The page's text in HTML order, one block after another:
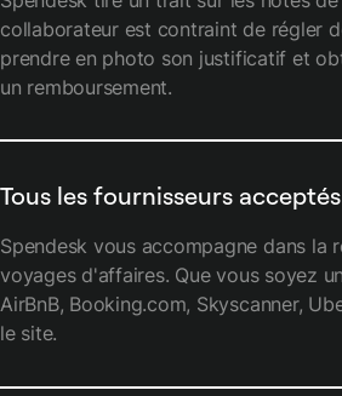
collaborateur est contraint de régler
prendre en photo son justificatif et
un remboursement.
Tous les fournisseurs acceptés
Spendesk vous accompagne dans la
voyages d'affaires. Que vous soyez
AirBnB, Booking.com, Skyscanner,
le site.